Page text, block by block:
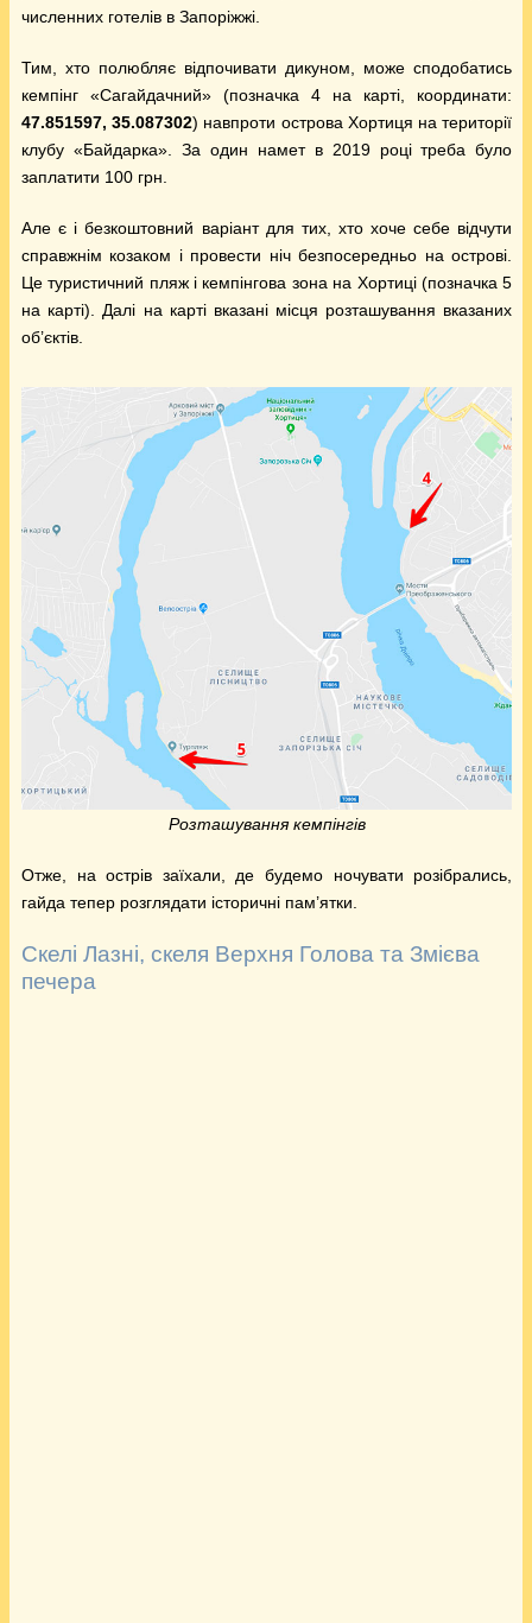
численних готелів в Запоріжжі.
Тим, хто полюбляє відпочивати дикуном, може сподобатись
кемпінг «Сагайдачний» (позначка 4 на карті, координати:
47.851597, 35.087302) навпроти острова Хортиця на території
клубу «Байдарка». За один намет в 2019 році треба було
заплатити 100 грн.
Але є і безкоштовний варіант для тих, хто хоче себе відчути
справжнім козаком і провести ніч безпосередньо на острові.
Це туристичний пляж і кемпінгова зона на Хортиці (позначка 5
на карті). Далі на карті вказані місця розташування вказаних
об’єктів.
Розташування кемпінгів
Отже, на острів заїхали, де будемо ночувати розібрались,
гайда тепер розглядати історичні пам’ятки.
Скелі Лазні, скеля Верхня Голова та Змієва
печера